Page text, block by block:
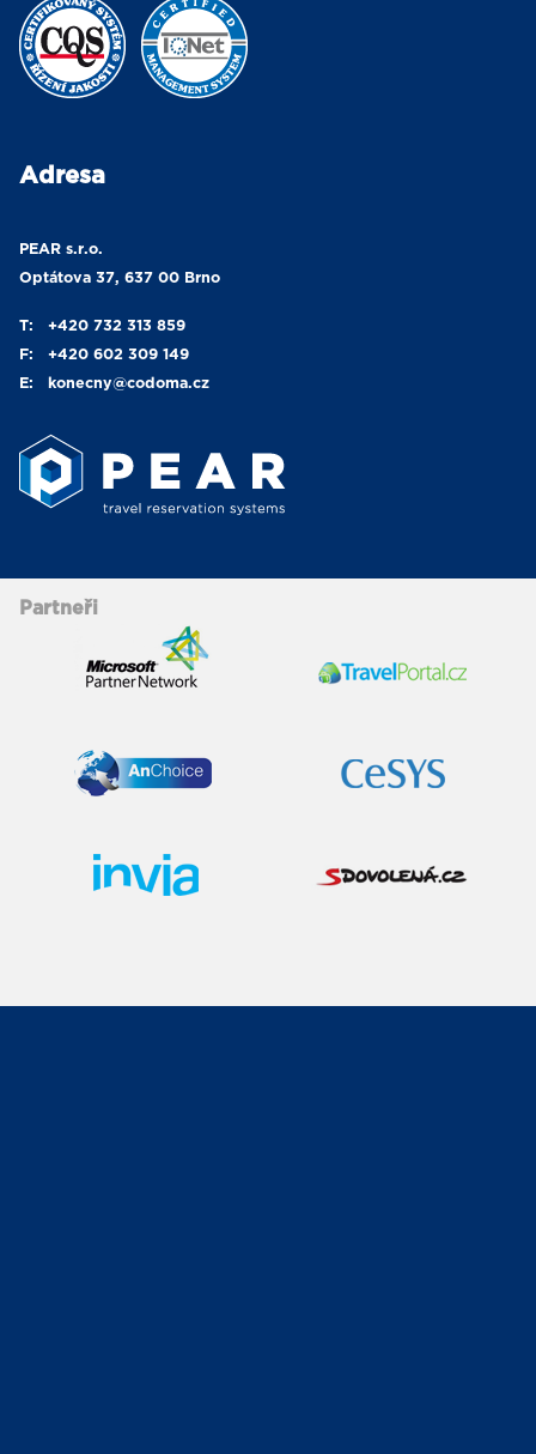
Adresa
PEAR s.r.o.
Optátova 37, 637 00 Brno
T:
+420 732 313 859
F:
+420 602 309 149
E:
konecny@codoma.cz
Partneři